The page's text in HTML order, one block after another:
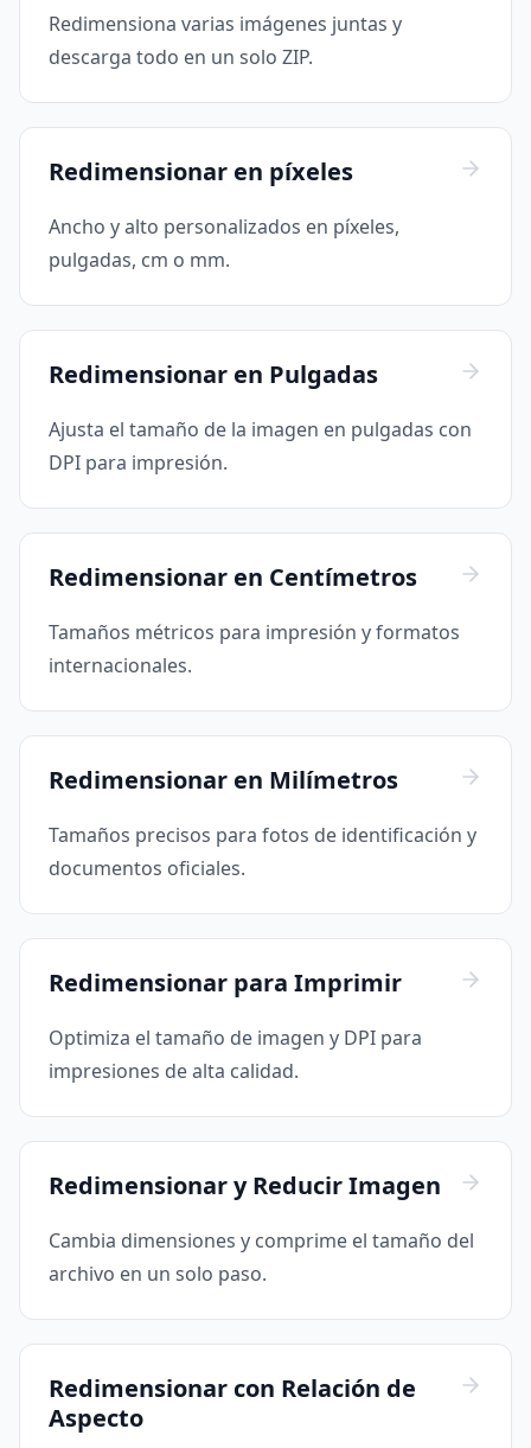
Redimensiona varias imágenes juntas y
descarga todo en un solo ZIP.
Redimensionar en píxeles
Ancho y alto personalizados en píxeles,
pulgadas, cm o mm.
Redimensionar en Pulgadas
Ajusta el tamaño de la imagen en pulgadas con
DPI para impresión.
Redimensionar en Centímetros
Tamaños métricos para impresión y formatos
internacionales.
Redimensionar en Milímetros
Tamaños precisos para fotos de identificación y
documentos oficiales.
Redimensionar para Imprimir
Optimiza el tamaño de imagen y DPI para
impresiones de alta calidad.
Redimensionar y Reducir Imagen
Cambia dimensiones y comprime el tamaño del
archivo en un solo paso.
Redimensionar con Relación de
Aspecto